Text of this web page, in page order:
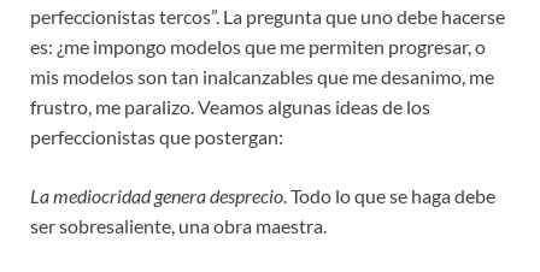
perfeccionistas tercos”. La pregunta que uno debe hacerse
es: ¿me impongo modelos que me permiten progresar, o
mis modelos son tan inalcanzables que me desanimo, me
frustro, me paralizo. Veamos algunas ideas de los
perfeccionistas que postergan:
La mediocridad genera desprecio. Todo lo que se haga debe
ser sobresaliente, una obra maestra.